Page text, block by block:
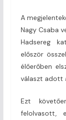
A
Nagy Csaba
Hadsereg
először
élőerőben
választ adott
Ezt
felolvasott,